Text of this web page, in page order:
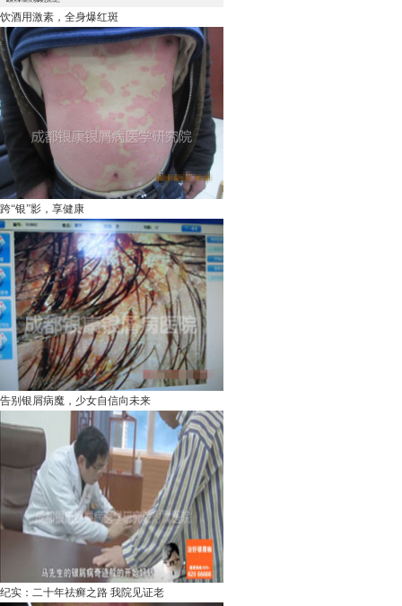
饮酒用激素，全身爆红斑
跨“银”影，享健康
告别银屑病魔，少女自信向未来
纪实：二十年祛癣之路 我院见证老